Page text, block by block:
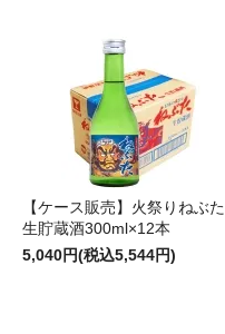
【ケース販売】火祭りねぶた
生貯蔵酒300ml×12本
5,040円(税込5,544円)